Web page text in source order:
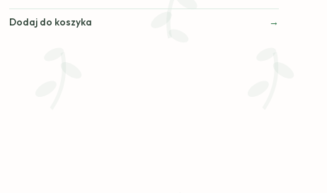
Dodaj do koszyka